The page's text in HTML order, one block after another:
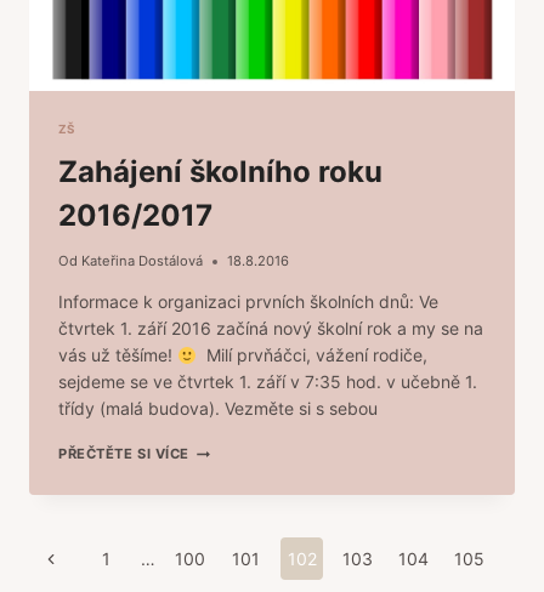
ZŠ
Zahájení školního roku
2016/2017
Od Kateřina Dostálová 18.8.2016
Informace k organizaci prvních školních dnů: Ve
čtvrtek 1. září 2016 začíná nový školní rok a my se na
vás už těšíme!
Milí prvňáčci, vážení rodiče,
sejdeme se ve čtvrtek 1. září v 7:35 hod. v učebně 1.
třídy (malá budova). Vezměte si s sebou
PŘEČTĚTE SI VÍCEZAHÁJENÍ
Navigace
Předchozí
1 … 100 101 102 103 104
105